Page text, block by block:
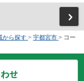
から探す > 宇都宮市 > コー
せ